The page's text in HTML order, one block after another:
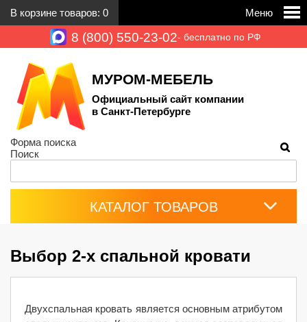
В корзине товаров: 0 Меню
8 (800) 550-23-02- бесплатно по РФ
МУРОМ-МЕБЕЛЬ
Официальный сайт компании
в Санкт-Петербурге
Форма поиска
Поиск
КАТАЛОГ ТОВАРОВ
Выбор 2-х спальной кровати
Двухспальная кровать является основным атрибутом